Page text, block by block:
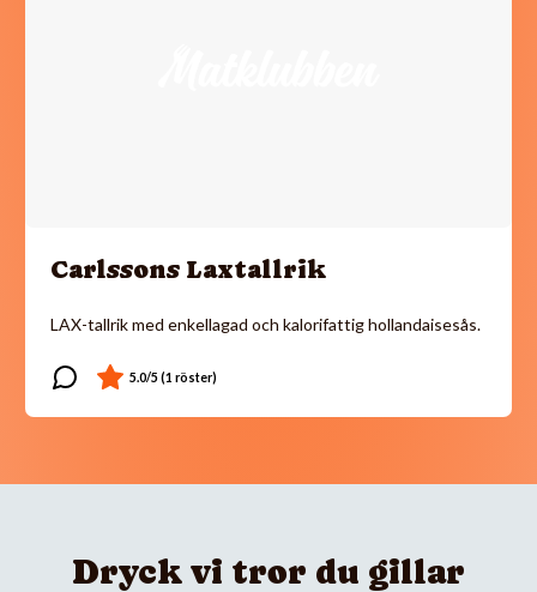
Carlssons Laxtallrik
LAX-tallrik med enkellagad och kalorifattig hollandaisesås.
Dryck vi tror du gillar